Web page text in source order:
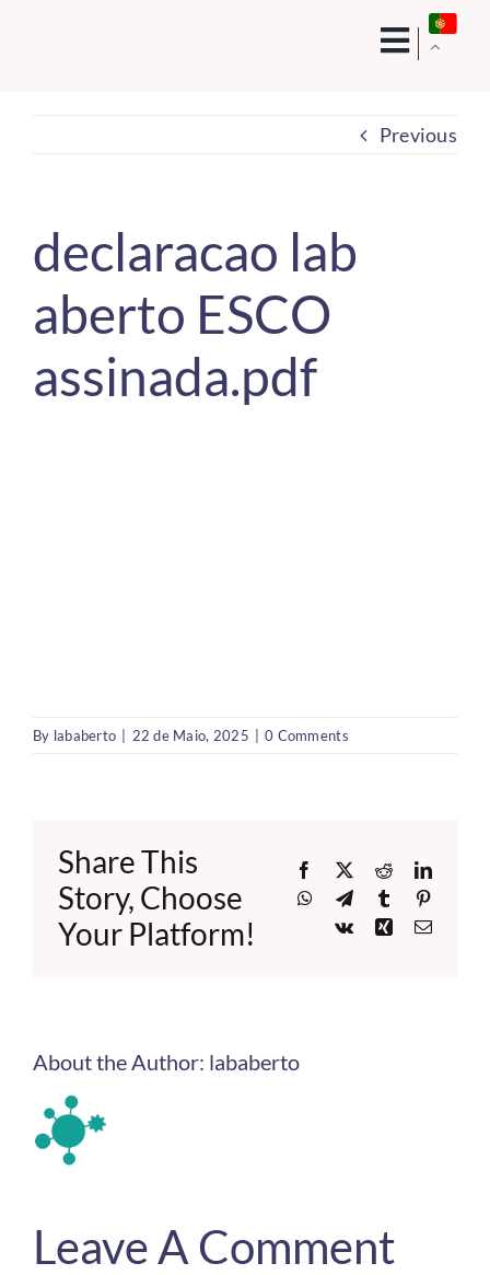
Previous
declaracao lab
aberto ESCO
assinada.pdf
By lababerto 22 de Maio, 2025 0 Comments
Share This
Story, Choose
Your Platform!
Facebook
X Reddit
WhatsApp
TelegramTumblr
Vk
XingEmail
About the Author: lababerto
Leave A Comment